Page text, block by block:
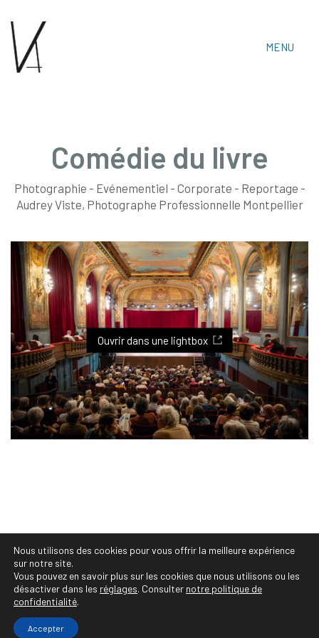
MENU
Comédie du livre
Photographie - Evénementiel - Corporate - Reportage -
Audrey Viste, Photographe Professionnelle Montpellier
Ouvrir dans une lightbox
Audrey Viste, Photographe Professionnelle
Tél : 06 15 30 14 06 • Email :
audrey.viste[@]photographe-montpellier.co
https://photographe-montpellier.co • Audrey
Viste, Photographe Professionnelle Montpellier :
photographe festivals, concerts, évènements
culturels, vente et tirages personnalisés, projets
et séries photos, portraits photo, shooting photo,
book photo, photographe de mariages,
photographe corporate, entreprise, famille,
photos de mariés, grossesse, naissance, bébés,
photographe sportif et animalier, immobilier,
reportage
© Copyright 2020 Audrey Viste, Photographe
Professionnelle Montpellier • https://photographe-
montpellier.co • Tous droits réservés
Nous utilisons des cookies pour vous offrir la meilleure expérience
sur notre site.
Vous pouvez en savoir plus sur les cookies que nous utilisons ou les
désactiver dans les réglages. Consulter notre politique de
confidentialité.
Accepter